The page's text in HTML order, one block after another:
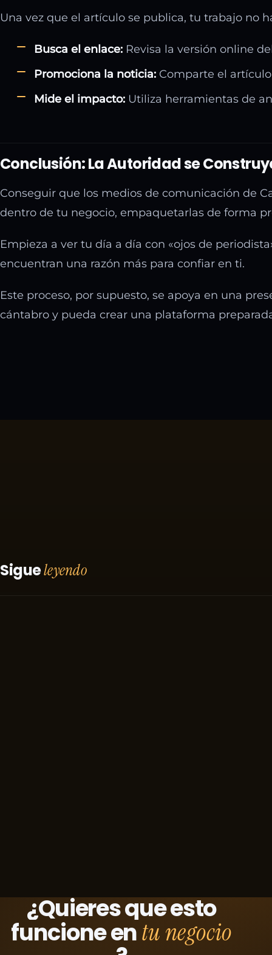
Una vez que el artículo se publica, tu trabajo no
Busca el enlace: Revisa la versión online
Promociona la noticia: Comparte el
Mide el impacto: Utiliza herramientas de
Conclusión: La Autoridad se
Conseguir que los medios de comunicación de
dentro de tu negocio, empaquetarlas de forma
Empieza a ver tu día a día con «ojos de
encuentran una razón más para confiar en ti.
Este proceso, por supuesto, se apoya en una
cántabro y pueda crear una plataforma
Sigueleyendo
¿Quieres que esto
funcione entu negocio